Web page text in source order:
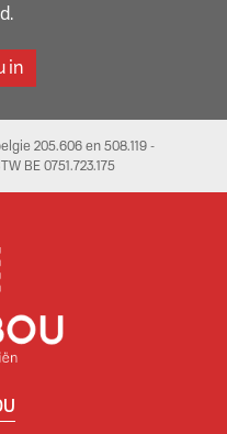
in
205.606 en 508.119 -
BE 0751.723.175